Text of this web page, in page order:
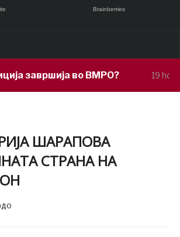
19 hours ago Под
ШАРАПОВА
СТРАНА НА